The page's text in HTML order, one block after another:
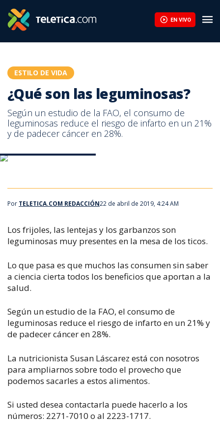
EN VIVO
ESTILO DE VIDA
¿Qué son las leguminosas?
Según un estudio de la FAO, el consumo de
leguminosas reduce el riesgo de infarto en un 21%
y de padecer cáncer en 28%.
Por TELETICA.COM REDACCIÓN22 de abril de 2019, 4:24 AM
Los frijoles, las lentejas y los garbanzos son
leguminosas muy presentes en la mesa de los ticos.
Lo que pasa es que muchos las consumen sin saber
a ciencia cierta todos los beneficios que aportan a la
salud.
Según un estudio de la FAO, el consumo de
leguminosas reduce el riesgo de infarto en un 21% y
de padecer cáncer en 28%.
La nutricionista Susan Láscarez está con nosotros
para ampliarnos sobre todo el provecho que
podemos sacarles a estos alimentos.
Si usted desea contactarla puede hacerlo a los
números: 2271-7010 o al 2223-1717.